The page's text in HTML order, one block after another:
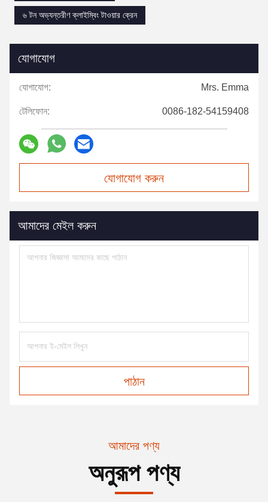
৬ টন অভ্যন্তরীণ ক্লাইম্বিং টাওয়ার ক্রেন
যোগাযোগ
যোগাযোগ: Mrs. Emma
টেলিফোন: 0086-182-54159408
যোগাযোগ করুন
আমাদের মেইল করুন
পাঠান
আমাদের পণ্য
অনুরূপ পণ্য